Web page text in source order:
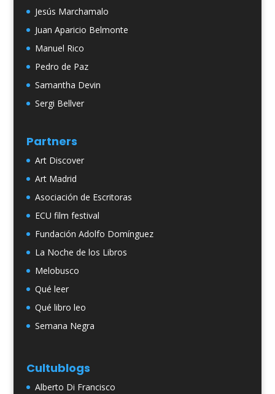
Jesús Marchamalo
Juan Aparicio Belmonte
Manuel Rico
Pedro de Paz
Samantha Devin
Sergi Bellver
Partners
Art Discover
Art Madrid
Asociación de Escritoras
ECU film festival
Fundación Adolfo Domínguez
La Noche de los Libros
Melobusco
Qué leer
Qué libro leo
Semana Negra
Cultublogs
Alberto Di Francisco